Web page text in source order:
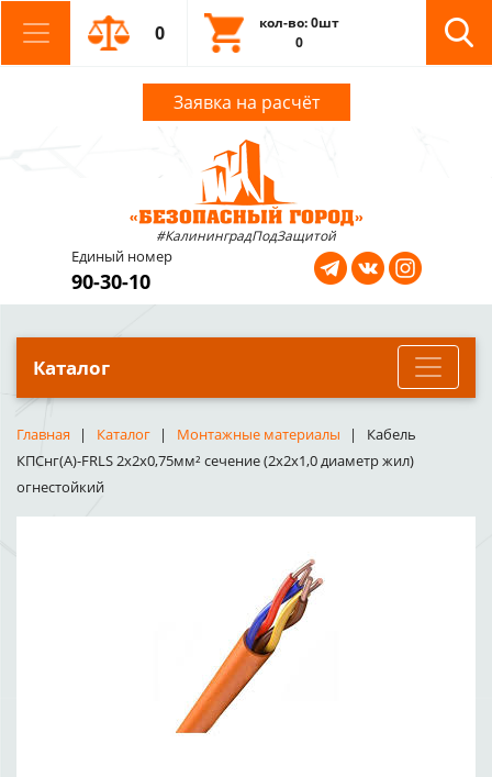
0
кол-во: 0шт
0
Заявка на расчёт
#КалининградПодЗащитой
Единый номер
90-30-10
Каталог
Главная Каталог Монтажные материалы
Кабель
КПСнг(А)-FRLS 2x2х0,75мм² сечение (2x2x1,0 диаметр жил)
огнестойкий